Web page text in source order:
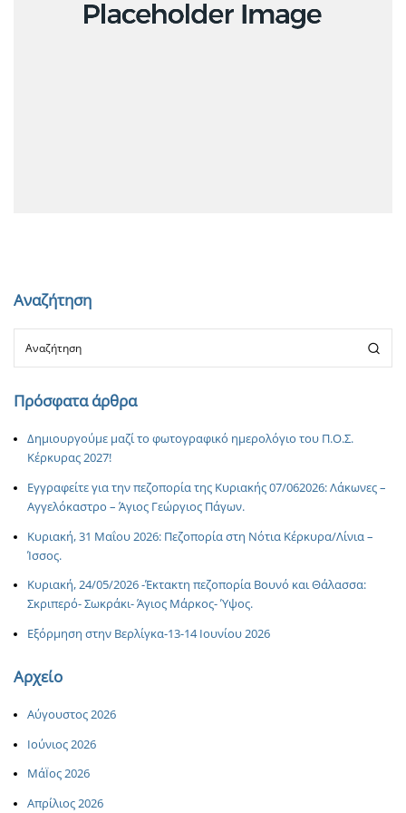
Αναζήτηση
Πρόσφατα άρθρα
Δημιουργούμε μαζί το φωτογραφικό ημερολόγιο του Π.Ο.Σ.
Κέρκυρας 2027!
Εγγραφείτε για την πεζοπορία της Κυριακής 07/062026: Λάκωνες –
Αγγελόκαστρο – Άγιος Γεώργιος Πάγων.
Κυριακή, 31 Μαΐου 2026: Πεζοπορία στη Νότια Κέρκυρα/Λίνια –
Ίσσος.
Κυριακή, 24/05/2026 -Έκτακτη πεζοπορία Βουνό και Θάλασσα:
Σκριπερό- Σωκράκι- Άγιος Μάρκος- Ύψος.
Εξόρμηση στην Βερλίγκα-13-14 Ιουνίου 2026
Αρχείο
Αύγουστος 2026
Ιούνιος 2026
ΜάΪος 2026
Απρίλιος 2026